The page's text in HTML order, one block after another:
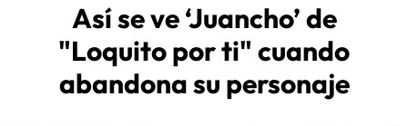
Así se ve ‘Juancho’ de
"Loquito por ti" cuando
abandona su personaje